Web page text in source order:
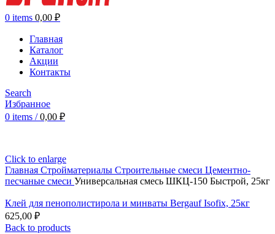
0 items 0,00 ₽
Главная
Каталог
Акции
Контакты
Search
Избранное
0 items / 0,00 ₽
Click to enlarge
Главная Стройматериалы Строительные смеси Цементно-
песчаные смеси Универсальная смесь ШКЦ-150 Быстрой, 25кг
Клей для пенополистирола и минваты Bergauf Isofix, 25кг
625,00 ₽
Back to products